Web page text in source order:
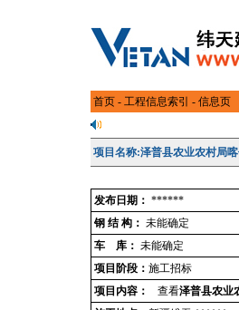
首页 - 工程信息索引 - 信息页
项目名称:泽普县农业农村局
发布日期： ******
钢 结 构： 未能确定
车 库： 未能确定
项目阶段： 施工招标
项目内容：
查看泽普县农业